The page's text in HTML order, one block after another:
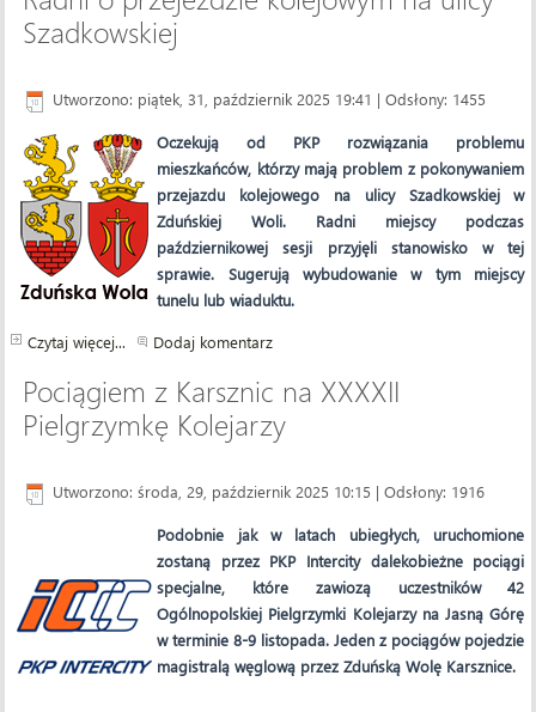
Szadkowskiej
Utworzono: piątek, 31, październik 2025 19:41 | Odsłony: 1455
Oczekują od PKP rozwiązania problemu
mieszkańców, którzy mają problem z pokonywaniem
przejazdu kolejowego na ulicy Szadkowskiej w
Zduńskiej Woli. Radni miejscy podczas
październikowej sesji przyjęli stanowisko w tej
sprawie. Sugerują wybudowanie w tym miejscy
tunelu lub wiaduktu.
Czytaj więcej... Dodaj komentarz
Pociągiem z Karsznic na XXXXII
Pielgrzymkę Kolejarzy
Utworzono: środa, 29, październik 2025 10:15 | Odsłony: 1916
Podobnie jak w latach ubiegłych, uruchomione
zostaną przez PKP Intercity dalekobieżne pociągi
specjalne, które zawiozą uczestników 42
Ogólnopolskiej Pielgrzymki Kolejarzy na Jasną Górę
w terminie 8-9 listopada. Jeden z pociągów pojedzie
magistralą węglową przez Zduńską Wolę Karsznice.